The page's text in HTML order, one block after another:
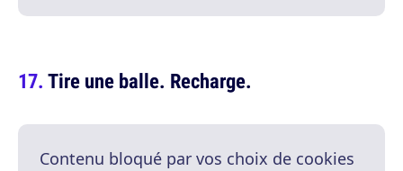
Tire une balle. Recharge.
Contenu bloqué par vos choix de cookies